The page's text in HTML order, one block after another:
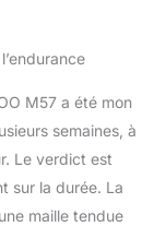
SGS.
dans un
pour
s'incliner
M57 a été mon
semaines, à
Le verdict est
sur la durée. La
maille tendue